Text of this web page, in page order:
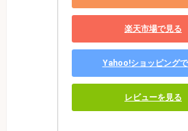
楽天市場で見る
Yahoo!ショッピング
レビューを見る